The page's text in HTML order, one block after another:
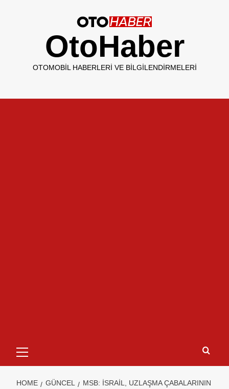
OtoHaber
OTOMOBIL HABERLERI VE BILGILENDIRMELERI
HOME GÜNCEL
MSB: İSRAIL, UZLAŞMA ÇABALARININ